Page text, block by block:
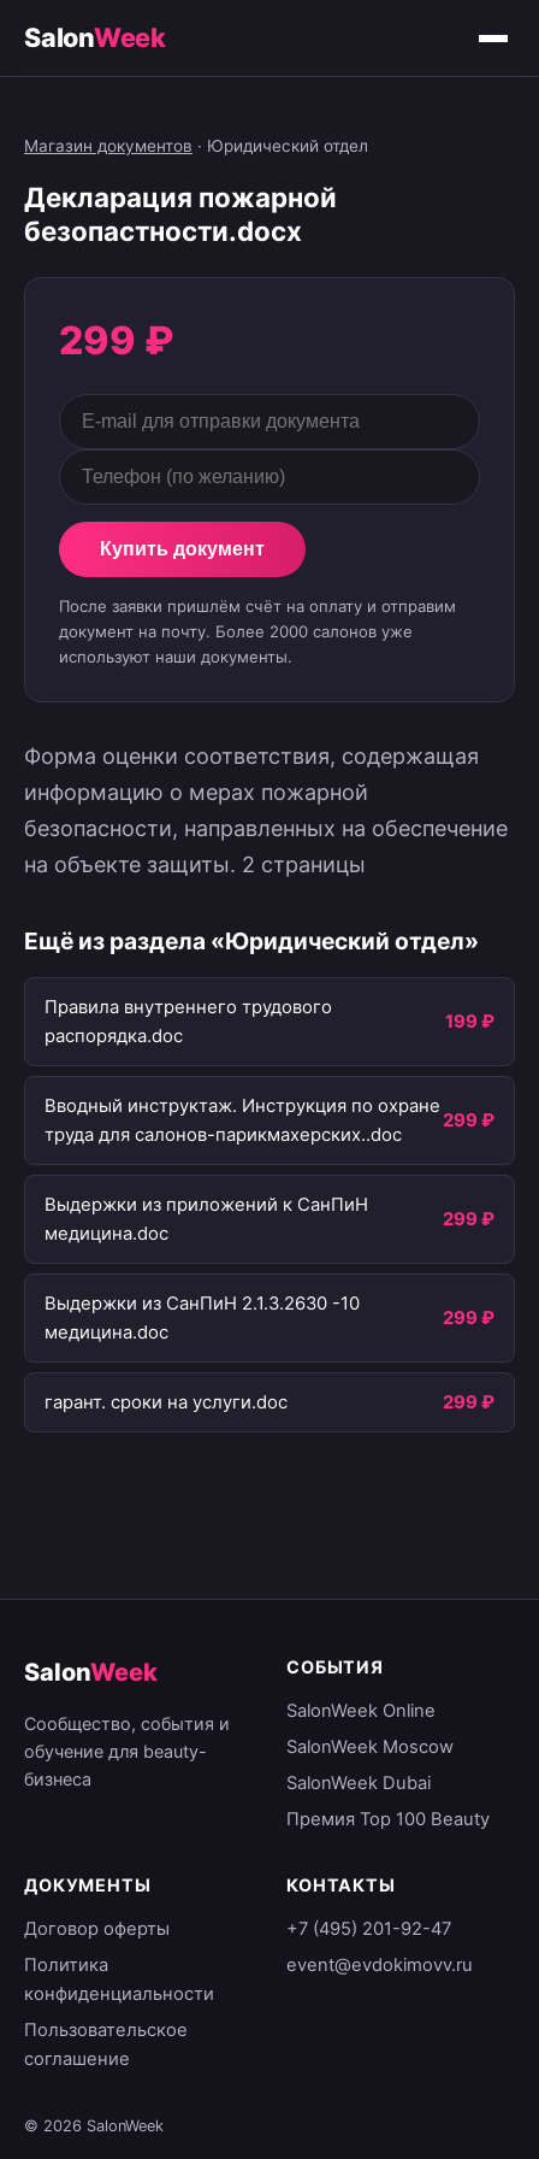
SalonWeek
Магазин документов · Юридический отдел
Декларация пожарной
безопастности.docx
299 ₽
Купить документ
После заявки пришлём счёт на оплату и отправим
документ на почту. Более 2000 салонов уже
используют наши документы.
Форма оценки соответствия, содержащая
информацию о мерах пожарной
безопасности, направленных на обеспечение
на объекте защиты. 2 страницы
Ещё из раздела «Юридический отдел»
Правила внутреннего трудового
распорядка.doc
199 ₽
Вводный инструктаж. Инструкция по охране
труда для салонов-парикмахерских..doc
299 ₽
Выдержки из приложений к СанПиН
медицина.doc
299 ₽
Выдержки из СанПиН 2.1.3.2630 -10
медицина.doc
299 ₽
гарант. сроки на услуги.doc 299 ₽
SalonWeek
Сообщество, события и
обучение для beauty-
бизнеса
СОБЫТИЯ
SalonWeek Online
SalonWeek Moscow
SalonWeek Dubai
Премия Top 100 Beauty
ДОКУМЕНТЫ
Договор оферты
Политика
конфиденциальности
Пользовательское
соглашение
КОНТАКТЫ
+7 (495) 201-92-47
event@evdokimovv.ru
© 2026 SalonWeek